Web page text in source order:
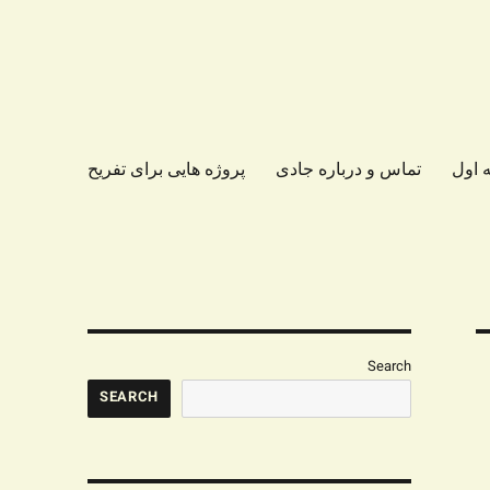
اول تماس و درباره جادی پروژه هایی برای تفریح
Search
SEARCH